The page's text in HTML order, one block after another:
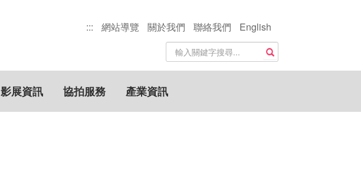
::: 網站導覽 關於我們 聯絡我們
English
站
內
搜
尋
關
鍵
搜尋
影展資訊 協拍服務 產業資訊